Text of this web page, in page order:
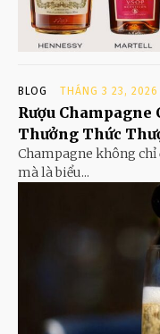
BLOG THÁNG 3 23, 2026
Rượu Champagne
Thưởng Thức
Champagne không
mà là biểu...